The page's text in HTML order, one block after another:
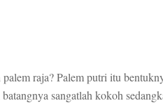
raja? Palem putri itu
sangatlah kokoh